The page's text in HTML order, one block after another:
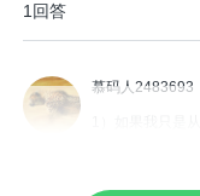
1回答
慕码人2483693
从我的主文件
述：使用
将重用同一个实